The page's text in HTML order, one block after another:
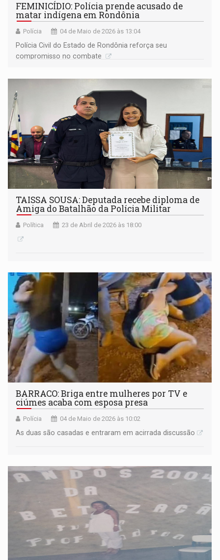
FEMINICÍDIO: Polícia prende acusado de
matar indígena em Rondônia
Polícia 04 de Maio de 2026 às 13:04
Polícia Civil do Estado de Rondônia reforça seu
compromisso no combate
TAISSA SOUSA: Deputada recebe diploma de
Amiga do Batalhão da Polícia Militar
Política 23 de Abril de 2026 às 18:00
BARRACO: Briga entre mulheres por TV e
ciúmes acaba com esposa presa
Polícia 04 de Maio de 2026 às 10:02
As duas são casadas e entraram em acirrada discussão